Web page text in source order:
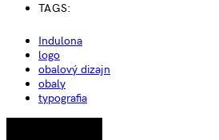
TAGS:
Indulona
logo
obalový dizajn
obaly
typografia